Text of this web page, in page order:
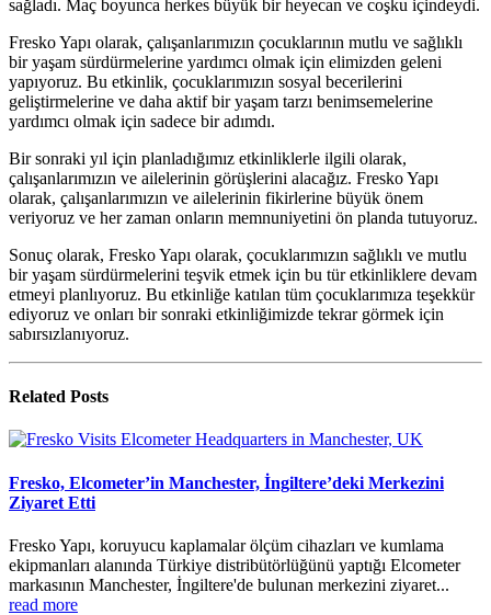
sağladı. Maç boyunca herkes büyük bir heyecan ve coşku içindeydi.
Fresko Yapı olarak, çalışanlarımızın çocuklarının mutlu ve sağlıklı
bir yaşam sürdürmelerine yardımcı olmak için elimizden geleni
yapıyoruz. Bu etkinlik, çocuklarımızın sosyal becerilerini
geliştirmelerine ve daha aktif bir yaşam tarzı benimsemelerine
yardımcı olmak için sadece bir adımdı.
Bir sonraki yıl için planladığımız etkinliklerle ilgili olarak,
çalışanlarımızın ve ailelerinin görüşlerini alacağız. Fresko Yapı
olarak, çalışanlarımızın ve ailelerinin fikirlerine büyük önem
veriyoruz ve her zaman onların memnuniyetini ön planda tutuyoruz.
Sonuç olarak, Fresko Yapı olarak, çocuklarımızın sağlıklı ve mutlu
bir yaşam sürdürmelerini teşvik etmek için bu tür etkinliklere devam
etmeyi planlıyoruz. Bu etkinliğe katılan tüm çocuklarımıza teşekkür
ediyoruz ve onları bir sonraki etkinliğimizde tekrar görmek için
sabırsızlanıyoruz.
Related Posts
Fresko, Elcometer’in Manchester, İngiltere’deki Merkezini
Ziyaret Etti
Fresko Yapı, koruyucu kaplamalar ölçüm cihazları ve kumlama
ekipmanları alanında Türkiye distribütörlüğünü yaptığı Elcometer
markasının Manchester, İngiltere'de bulunan merkezini ziyaret...
read more